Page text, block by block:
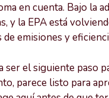
en cuenta. Bajo la
y la EPA está
emisiones y
ser el siguiente paso
parece listo para